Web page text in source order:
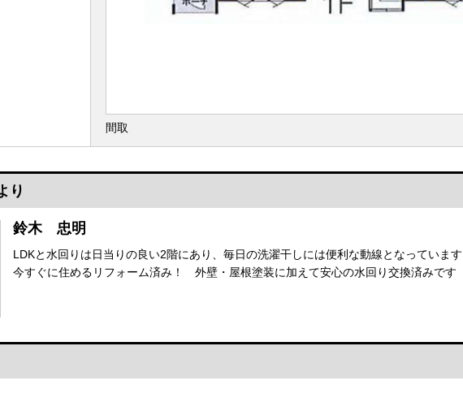
間取
り
鈴木 忠明
LDKと水回りは日当りの良い2階にあり、毎日の洗濯干しには便利な動線となっています
今すぐに住めるリフォーム済み！ 外壁・屋根塗装に加えて安心の水回り交換